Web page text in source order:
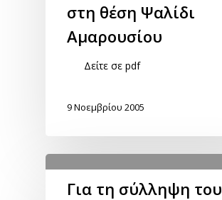
στη θέση Ψαλίδι
Αμαρουσίου
Δείτε σε pdf
9 Νοεμβρίου 2005
Για τη σύλληψη του